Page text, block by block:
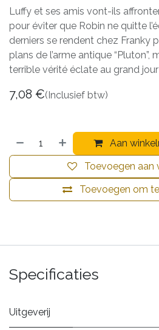
Luffy et ses amis vont-ils
pour éviter que Robin ne quitte
derniers se rendent chez Franky
plans de l’arme antique “Pluton”,
terrible vérité éclate au grand jour
7,08 €(Inclusief btw)
Aan
Toevoegen om
Toevoegen aan
Specificaties
Uitgeverij